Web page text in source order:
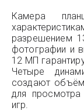
Камера
разрешением
фотографии и
12 МП
Четыре
создают
для
игр.